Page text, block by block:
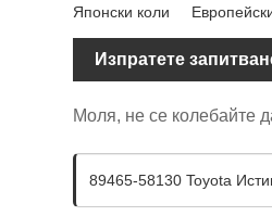
Японски коли
Изпратете
Моля, не се колебайте